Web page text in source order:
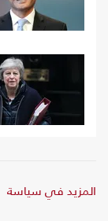
المزيد في سياسة